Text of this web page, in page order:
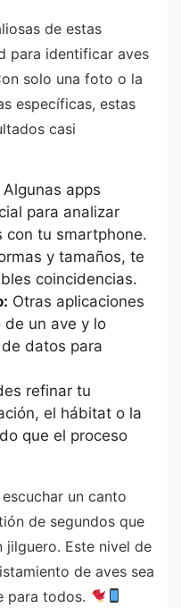
de estas
para identificar aves
solo una foto o la
específicas, estas
casi
Algunas apps
para analizar
con tu smartphone.
y tamaños, te
coincidencias.
Otras aplicaciones
un ave y lo
datos para
refinar tu
el hábitat o la
que el proceso
un canto
de segundos que
jilguero. Este nivel de
de aves sea
para todos.